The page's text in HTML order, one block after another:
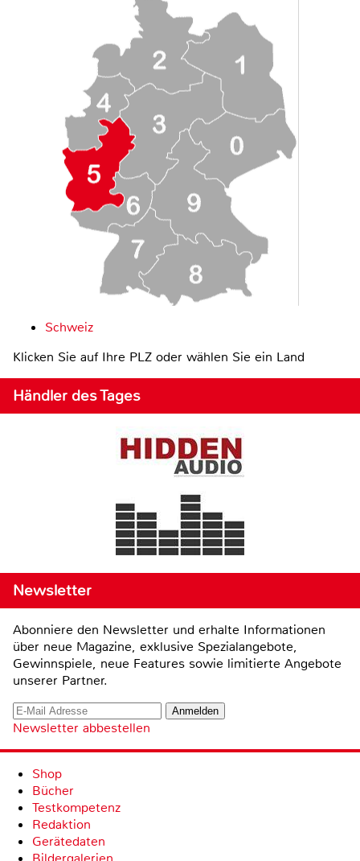
Schweiz
Klicken Sie auf Ihre PLZ oder wählen Sie ein Land
Händler des Tages
Newsletter
Abonniere den Newsletter und erhalte Informationen
über neue Magazine, exklusive Spezialangebote,
Gewinnspiele, neue Features sowie limitierte Angebote
unserer Partner.
Newsletter abbestellen
Shop
Bücher
Testkompetenz
Redaktion
Gerätedaten